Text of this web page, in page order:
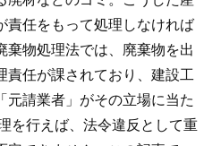
責任をもって処理しなければ
棄物処理法では、廃棄物を出
任が課されており、 建設工
元請業者」がその立場に当た
を行えば、法令違反として重